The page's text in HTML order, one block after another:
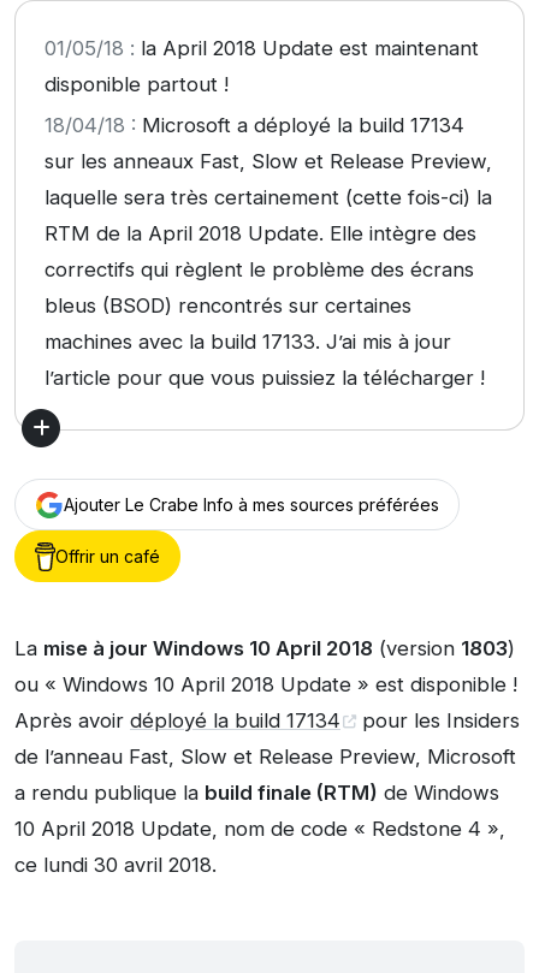
01/05/18 : la April 2018 Update est maintenant
disponible partout !
18/04/18 : Microsoft a déployé la build 17134
sur les anneaux Fast, Slow et Release Preview,
laquelle sera très certainement (cette fois-ci) la
RTM de la April 2018 Update. Elle intègre des
correctifs qui règlent le problème des écrans
bleus (BSOD) rencontrés sur certaines
machines avec la build 17133. J’ai mis à jour
l’article pour que vous puissiez la télécharger !
Ajouter Le Crabe Info à mes sources préférées
Offrir un café
La mise à jour Windows 10 April 2018 (version 1803)
ou « Windows 10 April 2018 Update » est disponible !
Après avoir déployé la build 17134
pour les Insiders
de l’anneau Fast, Slow et Release Preview, Microsoft
a rendu publique la build finale (RTM) de Windows
10 April 2018 Update, nom de code « Redstone 4 »,
ce lundi 30 avril 2018.